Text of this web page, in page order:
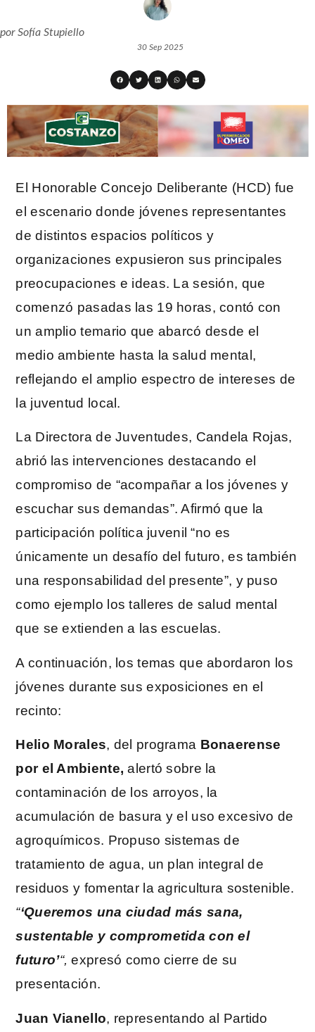
porSofía Stupiello
30 Sep 2025
El Honorable Concejo Deliberante (HCD) fue
el escenario donde jóvenes representantes
de distintos espacios políticos y
organizaciones expusieron sus principales
preocupaciones e ideas. La sesión, que
comenzó pasadas las 19 horas, contó con
un amplio temario que abarcó desde el
medio ambiente hasta la salud mental,
reflejando el amplio espectro de intereses de
la juventud local.
La Directora de Juventudes, Candela Rojas,
abrió las intervenciones destacando el
compromiso de “acompañar a los jóvenes y
escuchar sus demandas”. Afirmó que la
participación política juvenil “no es
únicamente un desafío del futuro, es también
una responsabilidad del presente”, y puso
como ejemplo los talleres de salud mental
que se extienden a las escuelas.
A continuación, los temas que abordaron los
jóvenes durante sus exposiciones en el
recinto:
Helio Morales, del programa Bonaerense
por el Ambiente,alertó sobre la
contaminación de los arroyos, la
acumulación de basura y el uso excesivo de
agroquímicos. Propuso sistemas de
tratamiento de agua, un plan integral de
residuos y fomentar la agricultura sostenible.
“‘Queremos una ciudad más sana,
sustentable y comprometida con el
futuro’“,expresó como cierre de su
presentación.
Juan Vianello, representando al Partido